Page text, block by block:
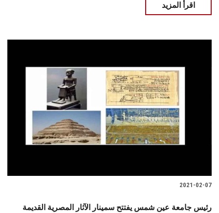
اقرأ المزيد
2021-02-07
رئيس جامعة عين شمس يفتتح سمينار الآثار المصرية القديمة